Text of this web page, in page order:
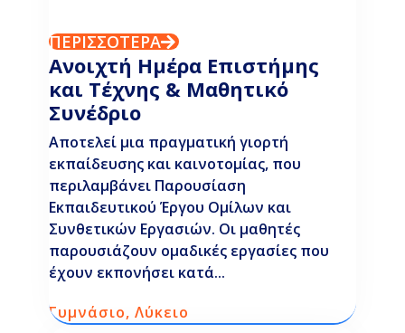
ΠΕΡΙΣΣΟΤΕΡΑ
Ανοιχτή Ημέρα Επιστήμης
και Τέχνης & Μαθητικό
Συνέδριο
Αποτελεί μια πραγματική γιορτή
εκπαίδευσης και καινοτομίας, που
περιλαμβάνει Παρουσίαση
Εκπαιδευτικού Έργου Ομίλων και
Συνθετικών Εργασιών. Οι μαθητές
παρουσιάζουν ομαδικές εργασίες που
έχουν εκπονήσει κατά...
Γυμνάσιο,Λύκειο